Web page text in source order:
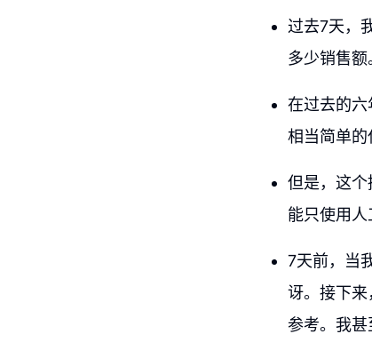
过去7天，
多少销售额
在过去的
相当简单的
但是，这
能只使用人
7天前，当
讶。接下
参考。我甚